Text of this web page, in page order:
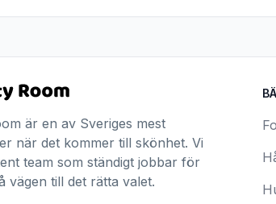
är en av Sveriges mest
när det kommer till skönhet. Vi
team som ständigt jobbar för
vägen till det rätta valet.